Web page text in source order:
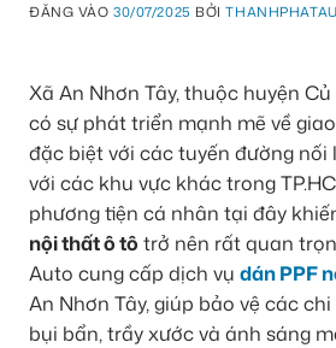
ĐĂNG VÀO30/07/2025 BỞI
Xã An Nhơn Tây, thuộc huyện
có sự phát triển mạnh mẽ về
đặc biệt với các tuyến đường nối
với các khu vực khác trong
phương tiện cá nhân tại đây
nội thất ô tô trở nên rất quan
Auto cung cấp dịch vụ dán PPF
An Nhơn Tây, giúp bảo vệ các
bụi bẩn, trầy xước và ánh sáng